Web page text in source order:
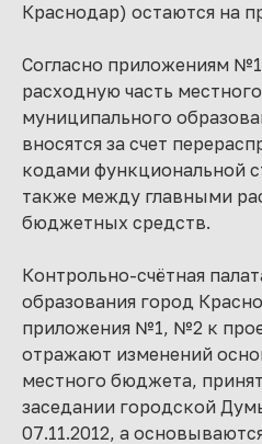
Краснодар) остаются на
Согласно приложениям
расходную часть
муниципального
вносятся за счет
кодами функциональной
также между главными
бюджетных средств.
Контрольно-счётная
образования город
приложения №1, №2 к
отражают изменений
местного бюджета,
заседании городской
07.11.2012, а